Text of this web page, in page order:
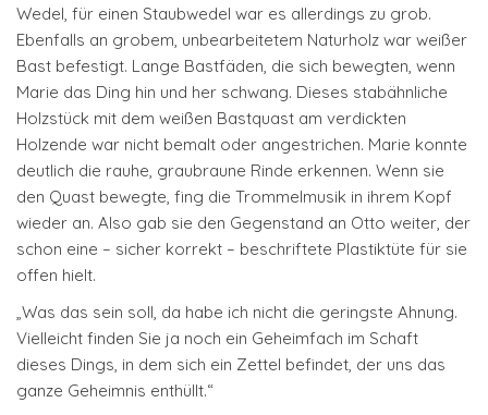
Wedel, für einen Staubwedel war es allerdings zu grob.
Ebenfalls an grobem, unbearbeitetem Naturholz war weißer
Bast befestigt. Lange Bastfäden, die sich bewegten, wenn
Marie das Ding hin und her schwang. Dieses stabähnliche
Holzstück mit dem weißen Bastquast am verdickten
Holzende war nicht bemalt oder angestrichen. Marie konnte
deutlich die rauhe, graubraune Rinde erkennen. Wenn sie
den Quast bewegte, fing die Trommelmusik in ihrem Kopf
wieder an. Also gab sie den Gegenstand an Otto weiter, der
schon eine – sicher korrekt – beschriftete Plastiktüte für sie
offen hielt.
„Was das sein soll, da habe ich nicht die geringste Ahnung.
Vielleicht finden Sie ja noch ein Geheimfach im Schaft
dieses Dings, in dem sich ein Zettel befindet, der uns das
ganze Geheimnis enthüllt.“